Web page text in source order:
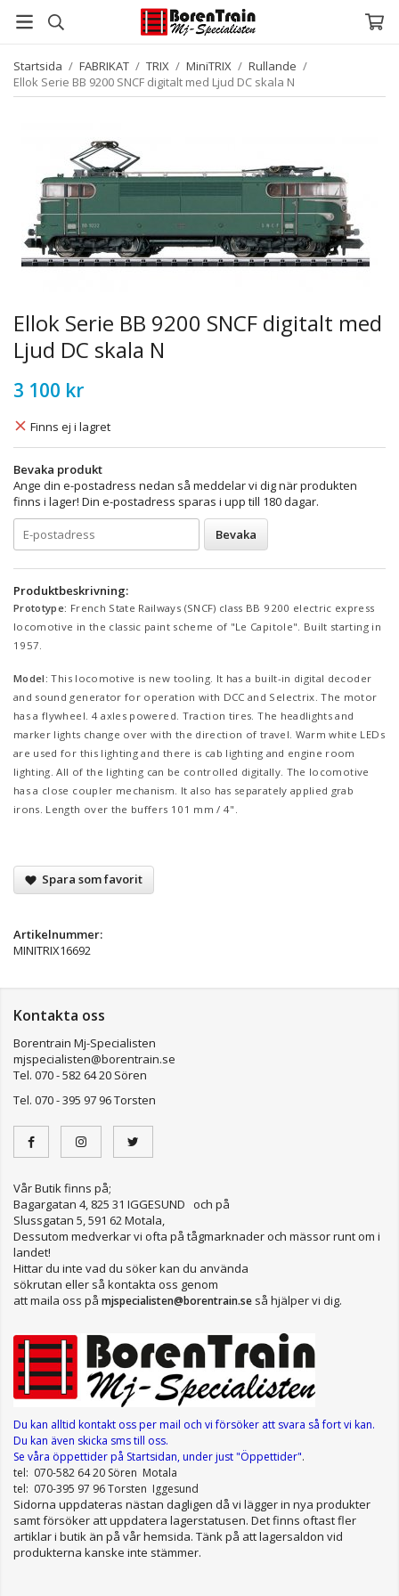
Startsida / FABRIKAT / TRIX / MiniTRIX / Rullande /
Ellok Serie BB 9200 SNCF digitalt med Ljud DC skala N
Ellok Serie BB 9200 SNCF digitalt med
Ljud DC skala N
3 100 kr
Finns ej i lagret
Bevaka produkt
Ange din e-postadress nedan så meddelar vi dig när produkten
finns i lager! Din e-postadress sparas i upp till 180 dagar.
Bevaka
Produktbeskrivning:
Prototype: French State Railways (SNCF) class BB 9200 electric express
locomotive in the classic paint scheme of "Le Capitole". Built starting in
1957.
Model: This locomotive is new tooling. It has a built-in digital decoder
and sound generator for operation with DCC and Selectrix. The motor
has a flywheel. 4 axles powered. Traction tires. The headlights and
marker lights change over with the direction of travel. Warm white LEDs
are used for this lighting and there is cab lighting and engine room
lighting. All of the lighting can be controlled digitally. The locomotive
has a close coupler mechanism. It also has separately applied grab
irons. Length over the buffers 101 mm / 4".
Spara som favorit
Artikelnummer:
MINITRIX16692
Kontakta oss
Borentrain Mj-Specialisten
mjspecialisten@borentrain.se
Tel. 070 - 582 64 20 Sören
Tel. 070 - 395 97 96 Torsten
Vår Butik finns på;
Bagargatan 4, 825 31 IGGESUND och på
Slussgatan 5, 591 62 Motala,
Dessutom medverkar vi ofta på tågmarknader och mässor runt om i
landet!
Hittar du inte vad du söker kan du använda
sökrutan eller så kontakta oss genom
att maila oss på mjspecialisten@borentrain.se så hjälper vi dig.
Du kan alltid kontakt oss per mail och vi försöker att svara så fort vi kan.
Du kan även skicka sms till oss.
Se våra öppettiderpå Startsidan, under just "Öppettider".
tel: 070-582 64 20 Sören Motala
tel: 070-395 97 96 Torsten Iggesund
Sidorna uppdateras nästan dagligen då vi lägger in nya produkter
samt försöker att uppdatera lagerstatusen. Det finns oftast fler
artiklar i butik än på vår hemsida. Tänk på att lagersaldon vid
produkterna kanske inte stämmer.